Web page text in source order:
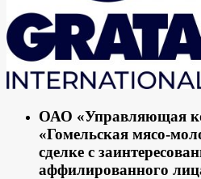
ОАО «Управляющая
«Гомельская мясо-
сделке с
аффилированного